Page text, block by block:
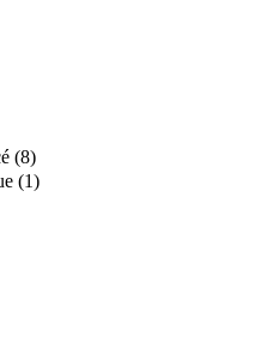
(8)
(1)